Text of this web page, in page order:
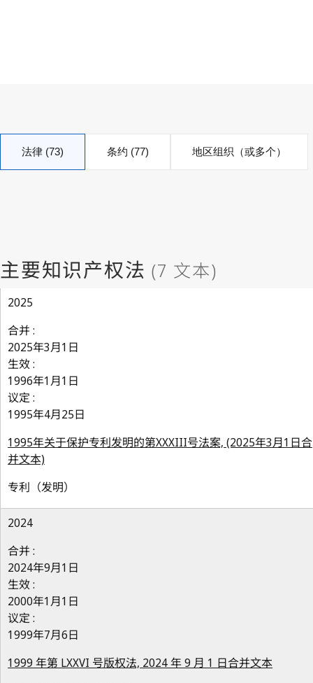
法律 (73) 条约 (77) 地区组织（或多个）
2025
合并 :
2025年3月1日
生效 :
1996年1月1日
议定 :
1995年4月25日
1995年关于保护专利发明的第XXXIII号法案, (2025年3月1日合
并文本)
专利（发明）
2024
合并 :
2024年9月1日
生效 :
2000年1月1日
议定 :
1999年7月6日
1999 年第 LXXVI 号版权法, 2024 年 9 月 1 日合并文本